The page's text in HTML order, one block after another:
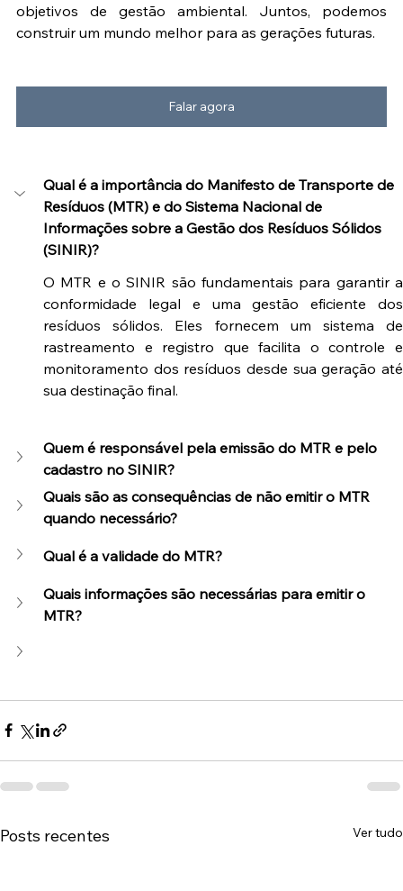
objetivos de gestão ambiental. Juntos, podemos
construir um mundo melhor para as gerações futuras.
Falar agora
Qual é a importância do Manifesto de Transporte de
Resíduos (MTR) e do Sistema Nacional de
Informações sobre a Gestão dos Resíduos Sólidos
(SINIR)?
O MTR e o SINIR são fundamentais para garantir a
conformidade legal e uma gestão eficiente dos
resíduos sólidos. Eles fornecem um sistema de
rastreamento e registro que facilita o controle e
monitoramento dos resíduos desde sua geração até
sua destinação final.
Quem é responsável pela emissão do MTR e pelo
cadastro no SINIR?
Quais são as consequências de não emitir o MTR
quando necessário?
Qual é a validade do MTR?
Quais informações são necessárias para emitir o
MTR?
Posts recentes Ver tudo